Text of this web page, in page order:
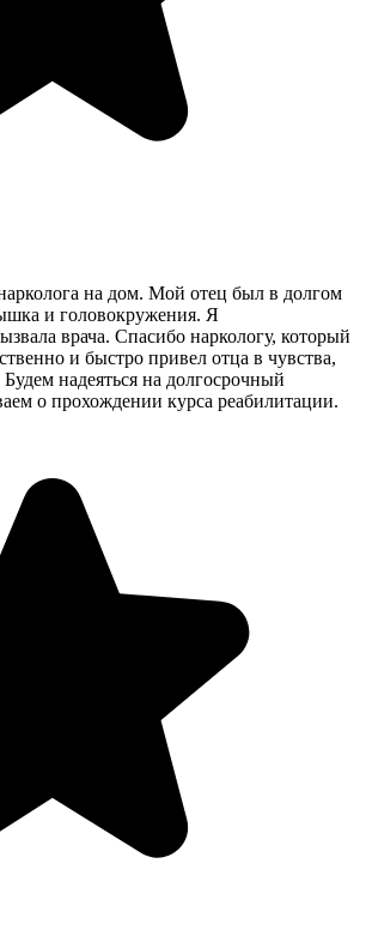
на дом. Мой отец был в долгом
и головокружения. Я
врача. Спасибо наркологу, который
и быстро привел отца в чувства,
надеяться на долгосрочный
о прохождении курса реабилитации.